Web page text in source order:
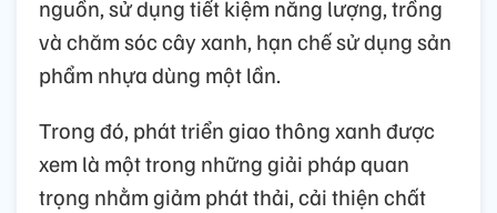
nguồn, sử dụng tiết kiệm năng lượng, trồng
và chăm sóc cây xanh, hạn chế sử dụng sản
phẩm nhựa dùng một lần.
Trong đó, phát triển giao thông xanh được
xem là một trong những giải pháp quan
trọng nhằm giảm phát thải, cải thiện chất